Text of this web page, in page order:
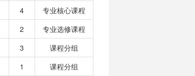
4
专业核心课程
2
专业选修课程
3
课程分组
1
课程分组